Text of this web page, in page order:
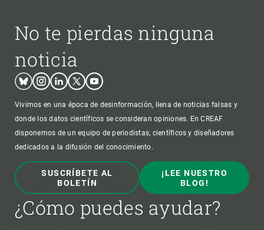
No te pierdas ninguna
noticia
BlueskyInstagram
LinkedinTwitterYoutube
Vivimos en una época de desinformación, llena de noticias falsas y
donde los datos científicos se consideran opiniones. En CREAF
disponemos de un equipo de periodistas, científicos y diseñadores
dedicados a la difusión del conocimiento.
SUSCRÍBETE AL
BOLETÍN
¡LEE NUESTRO
BLOG!
¿Cómo puedes ayudar?